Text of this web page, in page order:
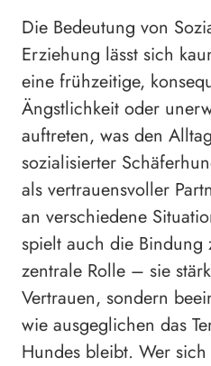
Die Bedeutung von
Erziehung lässt sich
eine frühzeitige,
Ängstlichkeit oder
auftreten, was den
sozialisierter
als vertrauensvoller
an verschiedene
spielt auch die Bindung
zentrale Rolle – sie
Vertrauen, sondern
wie ausgeglichen das
Hundes bleibt. Wer